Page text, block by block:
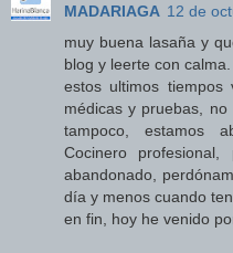
MADARIAGA 12 de
muy buena lasaña y
blog y leerte con calma.
estos ultimos tiempos
médicas y pruebas,
tampoco, estamos
Cocinero
abandonado,
día y menos cuando
en fin, hoy he venido